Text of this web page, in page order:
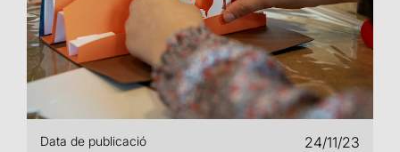
Data de publicació
24/11/23